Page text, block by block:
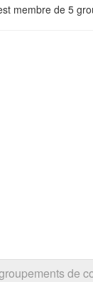
membre de 5
de